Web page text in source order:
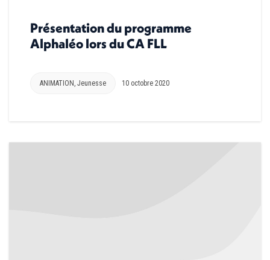
Présentation du programme
Alphaléo lors du CA FLL
ANIMATION , Jeunesse 10 octobre 2020